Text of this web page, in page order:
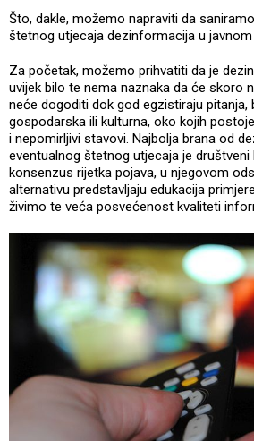
Što, dakle, možemo napraviti da
štetnog utjecaja dezinformacija u
Za početak, možemo prihvatiti da je
uvijek bilo te nema naznaka da će skoro
neće dogoditi dok god egzistiraju pitanja,
gospodarska ili kulturna, oko kojih
i nepomirljivi stavovi. Najbolja brana od
eventualnog štetnog utjecaja je društveni
konsenzus rijetka pojava, u njegovom
alternativu predstavljaju edukacija
živimo te veća posvećenost kvaliteti